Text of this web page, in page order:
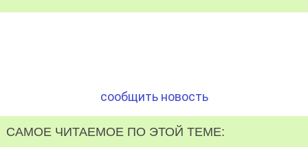
сообщить новость
САМОЕ ЧИТАЕМОЕ ПО ЭТОЙ ТЕМЕ: